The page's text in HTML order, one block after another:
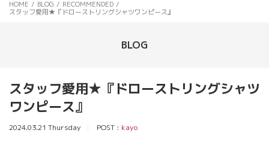
HOME / BLOG / RECOMMENDED /
スタッフ愛用★『ドローストリングシャツワンピース』
BLOG
スタッフ愛用★『ドローストリングシャツ
ワンピース』
2024.03.21 Thursday POST : kayo